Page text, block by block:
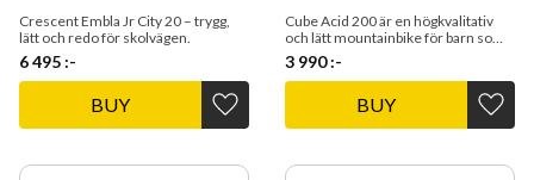
Crescent Embla Jr City 20 – trygg,
lätt och redo för skolvägen.
6 495 :-
Add to favorites
BUY
Cube Acid 200 är en högkvalitativ
och lätt mountainbike för barn som
kombinerar hållbarhet och
prestanda.
3 990:-
Add
BUY